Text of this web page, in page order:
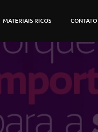
MATERIAIS RICOS CONTATO